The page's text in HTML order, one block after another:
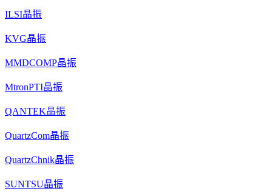
ILSI晶振
KVG晶振
MMDCOMP晶振
MtronPTI晶振
QANTEK晶振
QuartzCom晶振
QuartzChnik晶振
SUNTSU晶振